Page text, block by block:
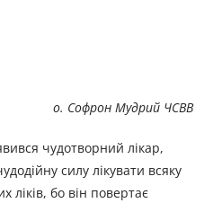
о. Софрон Мудрий ЧСВВ
чудотворний лікар,
силу лікувати всяку
бо він повертає